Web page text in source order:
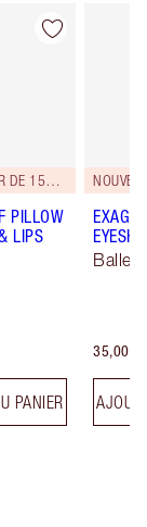
Article 2 sur 116
D'UNE VALEUR DE 156,50 €
PILLOW
LIPS
PANIER
Ballet
35,00 €